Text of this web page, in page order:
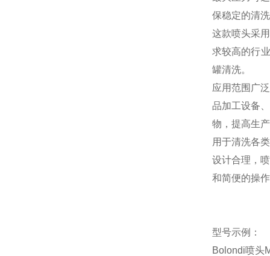
保稳定的清
这款喷头采
求较高的行
罐清洗。
应用范围广
品加工设备
物，提高生
用于清洗各
设计合理，
和简便的操
型号示例：
Bolondi喷头